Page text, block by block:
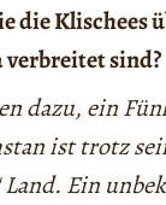
die Klischees
sind?
dazu, ein
ist trotz
Land. Ein